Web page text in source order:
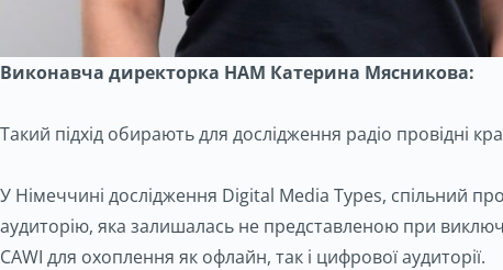
Виконавча директорка НАМ Катерина Мясникова:
Такий підхід обирають для дослідження радіо провідні
У Німеччині дослідження Digital Media Types, спільний
аудиторію, яка залишалась не представленою при
CAWI для охоплення як офлайн, так і цифрової аудиторії.